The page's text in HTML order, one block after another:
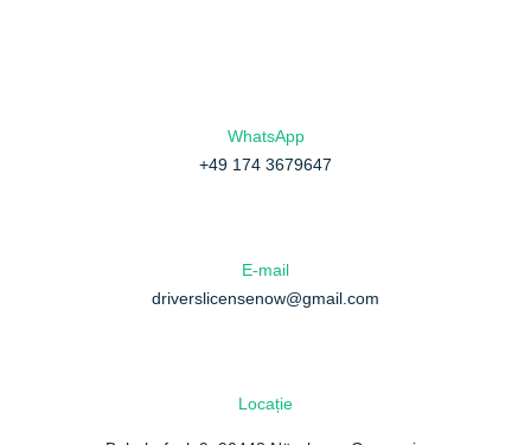
WhatsApp
+49 174 3679647
E-mail
driverslicensenow@gmail.com
Locație